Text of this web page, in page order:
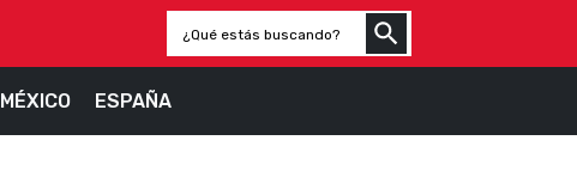
MÉXICO ESPAÑA